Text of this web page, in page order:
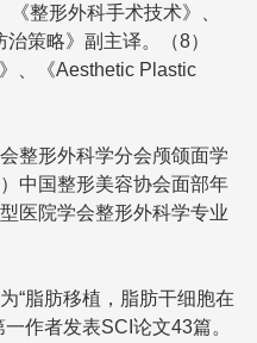
《整形外科手术技术》、
策略》副主译。（8）
、《Aesthetic Plastic
形外科学分会颅颌面学
中国整形美容协会面部年
医院学会整形外科学专业
脂肪移植，脂肪干细胞在
作者发表SCI论文43篇。